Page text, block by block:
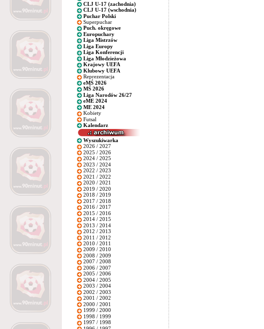
CLJ U-17 (zachodnia)
CLJ U-17 (wschodnia)
Puchar Polski
Superpuchar
Puch. okręgowe
Europuchary
Liga Mistrzów
Liga Europy
Liga Konferencji
Liga Młodzieżowa
Krajowy UEFA
Klubowy UEFA
Reprezentacja
eMŚ 2026
MŚ 2026
Liga Narodów 26/27
eME 2024
ME 2024
Kobiety
Futsal
Kalendarz
Wyszukiwarka
2026 / 2027
2025 / 2026
2024 / 2025
2023 / 2024
2022 / 2023
2021 / 2022
2020 / 2021
2019 / 2020
2018 / 2019
2017 / 2018
2016 / 2017
2015 / 2016
2014 / 2015
2013 / 2014
2012 / 2013
2011 / 2012
2010 / 2011
2009 / 2010
2008 / 2009
2007 / 2008
2006 / 2007
2005 / 2006
2004 / 2005
2003 / 2004
2002 / 2003
2001 / 2002
2000 / 2001
1999 / 2000
1998 / 1999
1997 / 1998